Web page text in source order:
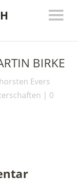
BIRKE
Evers
0